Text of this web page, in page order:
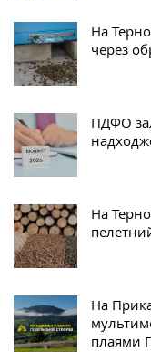
На
через
ПДФО
На
На
плаями